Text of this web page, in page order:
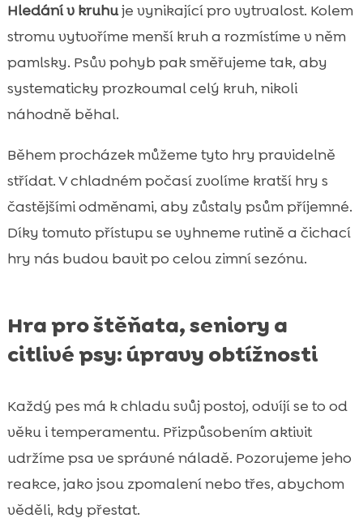
Hledání v kruhuje vynikající pro vytrvalost. Kolem
stromu vytvoříme menší kruh a rozmístíme v něm
pamlsky. Psův pohyb pak směřujeme tak, aby
systematicky prozkoumal celý kruh, nikoli
náhodně běhal.
Během procházek můžeme tyto hry pravidelně
střídat. V chladném počasí zvolíme kratší hry s
častějšími odměnami, aby zůstaly psům příjemné.
Díky tomuto přístupu se vyhneme rutině a čichací
hry nás budou bavit po celou zimní sezónu.
Hra pro štěňata, seniory a
citlivé psy: úpravy obtížnosti
Každý pes má k chladu svůj postoj, odvíjí se to od
věku i temperamentu. Přizpůsobením aktivit
udržíme psa ve správné náladě. Pozorujeme jeho
reakce, jako jsou zpomalení nebo třes, abychom
věděli, kdy přestat.